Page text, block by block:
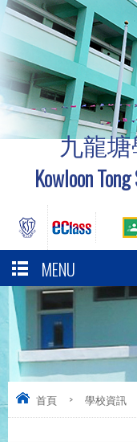
九龍
Kowloon
MENU
首頁 > 學校資訊